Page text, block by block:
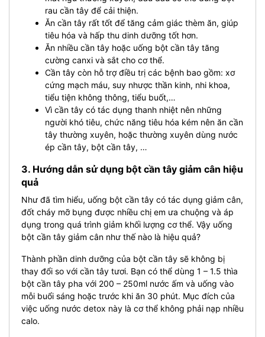
rau cần tây để cải thiện.
Ăn cần tây rất tốt để tăng cảm giác thèm ăn, giúp
tiêu hóa và hấp thu dinh dưỡng tốt hơn.
Ăn nhiều cần tây hoặc uống bột cần tây tăng
cường canxi và sắt cho cơ thể.
Cần tây còn hỗ trợ điều trị các bệnh bao gồm: xơ
cứng mạch máu, suy nhược thần kinh, nhi khoa,
tiểu tiện không thông, tiểu buốt,…
Vì cần tây có tác dụng thanh nhiệt nên những
người khó tiêu, chức năng tiêu hóa kém nên ăn cần
tây thường xuyên, hoặc thường xuyên dùng nước
ép cần tây, bột cần tây, …
3. Hướng dẫn sử dụng bột cần tây giảm cân hiệu
quả
Như đã tìm hiểu, uống bột cần tây có tác dụng giảm cân,
đốt cháy mỡ bụng được nhiều chị em ưa chuộng và áp
dụng trong quá trình giảm khối lượng cơ thể. Vậy uống
bột cần tây giảm cân như thế nào là hiệu quả?
Thành phần dinh dưỡng của bột cần tây sẽ không bị
thay đổi so với cần tây tươi. Bạn có thể dùng 1 – 1.5 thìa
bột cần tây pha với 200 – 250ml nước ấm và uống vào
mỗi buổi sáng hoặc trước khi ăn 30 phút. Mục đích của
việc uống nước detox này là cơ thể không phải nạp nhiều
calo.